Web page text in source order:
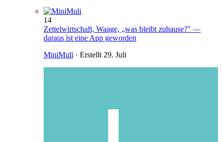
14
Zettelwirtschaft, Waage, „was bleibt zuhause?" —
daraus ist eine App geworden
MiniMuli · Erstellt 29. Juli